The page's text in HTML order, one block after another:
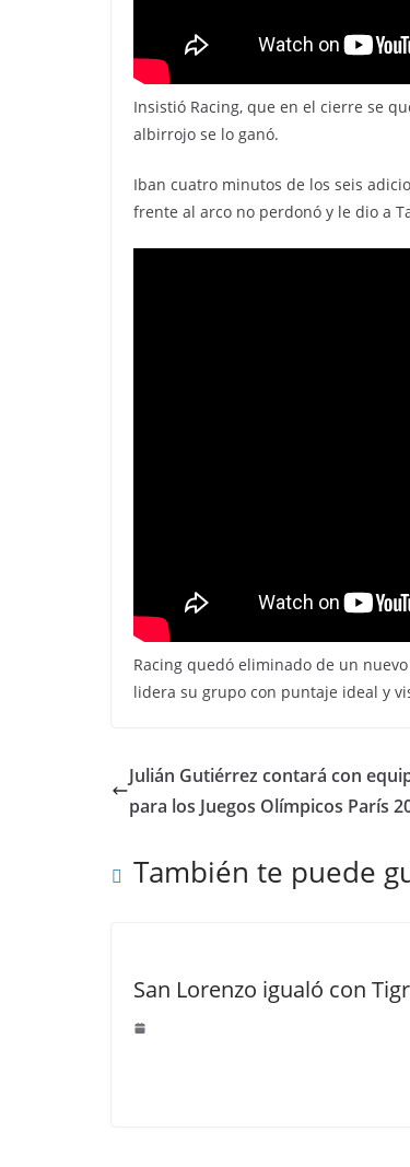
Insistió Racing, que en el cierre se
albirrojo se lo ganó.
Iban cuatro minutos de los seis
frente al arco no perdonó y le dio a
Racing quedó eliminado de un
lidera su grupo con puntaje ideal y
Julián Gutiérrez contará con
para los Juegos Olímpicos París
También te puede
San Lorenzo igualó con